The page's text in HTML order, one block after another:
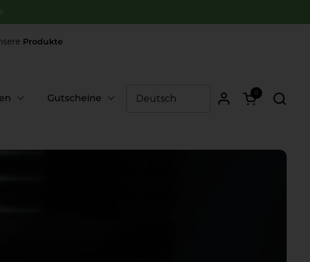
Produkte
Warenkorb
0
Gutscheine